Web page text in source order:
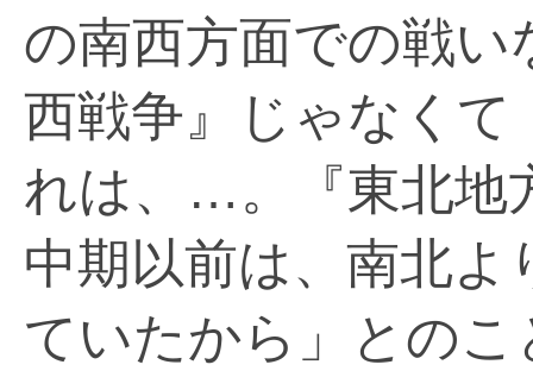
の南西方面での戦
西戦争』じゃなく
れは、…。『東北地
中期以前は、南北
ていたから」との